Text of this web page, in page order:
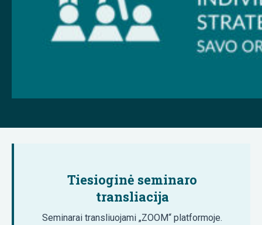
Tiesioginė seminaro
transliacija
Seminarai transliuojami „ZOOM“ platformoje.